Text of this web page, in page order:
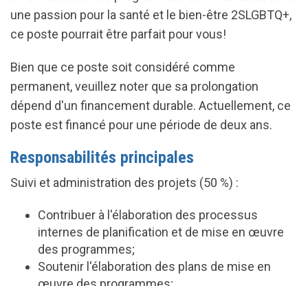
une passion pour la santé et le bien-être 2SLGBTQ+,
ce poste pourrait être parfait pour vous!
Bien que ce poste soit considéré comme
permanent, veuillez noter que sa prolongation
dépend d'un financement durable. Actuellement, ce
poste est financé pour une période de deux ans.
Responsabilités principales
Suivi et administration des projets (50 %) :
Contribuer à l'élaboration des processus
internes de planification et de mise en œuvre
des programmes;
Soutenir l'élaboration des plans de mise en